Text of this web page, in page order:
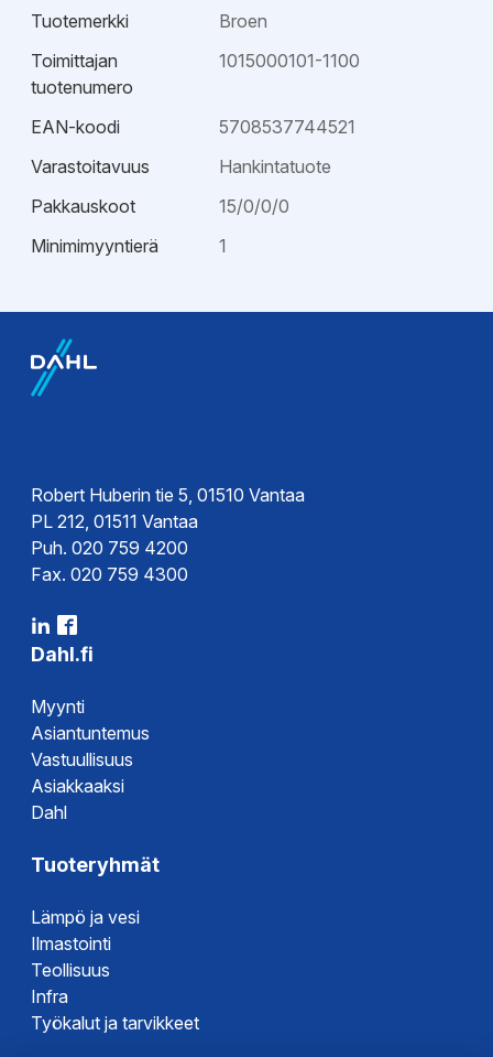
Tuotemerkki
Broen
Toimittajan
tuotenumero
1015000101-1100
EAN-koodi
5708537744521
Varastoitavuus
Hankintatuote
Pakkauskoot
15/0/0/0
Minimimyyntierä
1
EPD-
ympäristöseloste
Tekninen esite
Robert Huberin tie 5, 01510 Vantaa
PL 212, 01511 Vantaa
Puh. 020 759 4200
Fax. 020 759 4300
Dahl.fi
Myynti
Asiantuntemus
Vastuullisuus
Asiakkaaksi
Dahl
Tuoteryhmät
Lämpö ja vesi
Ilmastointi
Teollisuus
Infra
Työkalut ja tarvikkeet